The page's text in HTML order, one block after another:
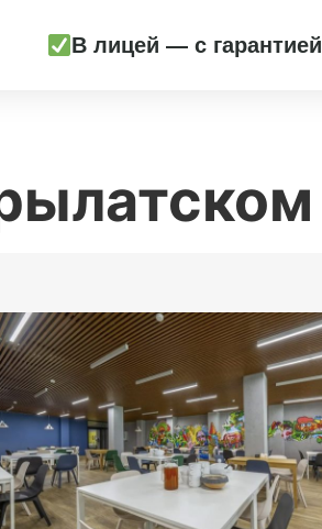
В лицей — с гарантией